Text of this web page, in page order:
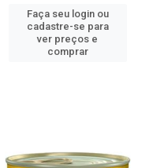
Faça seu login ou
cadastre-se para
ver preços e
comprar